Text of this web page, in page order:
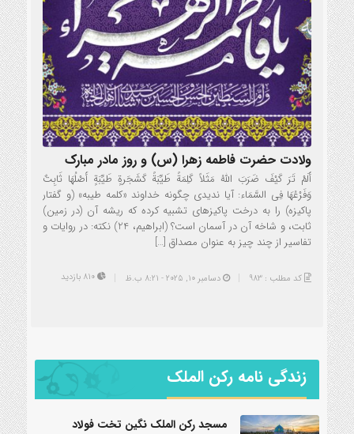
ولادت حضرت فاطمه زهرا (س) و روز مادر مبارک
أَلَمْ تَرَ کَیْفَ ضَرَبَ اللّهُ مَثَلاً کَلِمَةً طَیِّبَةً کَشَجَرةٍ طَیِّبَةٍ أَصْلُهَا ثَابِتٌ
وَفَرْعُهَا فِی السَّمَاء: آیا ندیدی چگونه خداوند «کلمه طیبه» (و گفتار
پاکیزه) را به درخت پاکیزه­ای تشبیه کرده که ریشه آن (در زمین)
ثابت، و شاخه آن در آسمان است؟ (ابراهیم، 24) نکته: در روایات و
تفاسیر از چند چیز به عنوان مصداق […]
کد مطلب : 983 دسامبر 10, 2025 - 8:21 ب.ظ
زندگی نامه رکن الملک
مسجد رکن الملک نگین تخت فولاد